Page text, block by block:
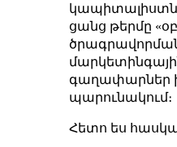
ցանց թերմը
գաղափարներ
պարունակում։
Հետո ես